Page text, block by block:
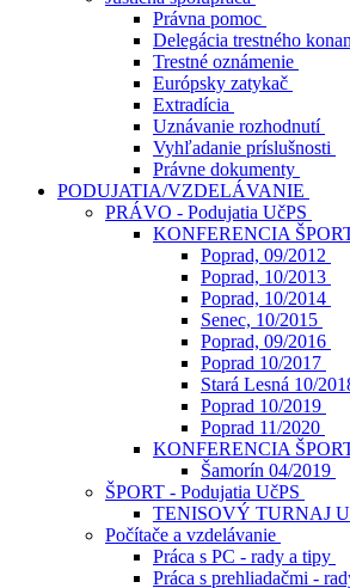
Právna pomoc
Delegácia trestného
Trestné oznámenie
Európsky zatykač
Extradícia
Uznávanie rozhodnutí
Vyhľadanie príslušnosti
Právne dokumenty
PODUJATIA/VZDELÁVANIE
PRÁVO - Podujatia UčPS
KONFERENCIA
Poprad, 09/2012
Poprad, 10/2013
Poprad, 10/2014
Senec, 10/2015
Poprad, 09/2016
Poprad 10/2017
Stará Lesná 10/
Poprad 10/2019
Poprad 11/2020
KONFERENCIA
Šamorín 04/2019
ŠPORT - Podujatia UčPS
TENISOVÝ TURNAJ
Počítače a vzdelávanie
Práca s PC - rady a tipy
Práca s prehliadačmi -